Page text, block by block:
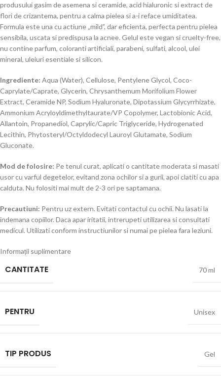
produsului gasim de asemena si ceramide, acid hialuronic si extract de
flori de crizantema, pentru a calma pielea si a-i reface umiditatea.
Formula este una cu actiune „mild”, dar eficienta, perfecta pentru pielea
sensibila, uscata si predispusa la acnee. Gelul este vegan si cruelty-free,
nu contine parfum, coloranti artificiali, parabeni, sulfati, alcool, ulei
mineral, uleiuri esentiale si silicon.
Ingrediente: Aqua (Water), Cellulose, Pentylene Glycol, Coco-
Caprylate/Caprate, Glycerin, Chrysanthemum Morifolium Flower
Extract, Ceramide NP, Sodium Hyaluronate, Dipotassium Glycyrrhizate,
Ammonium Acryloyldimethyltaurate/VP Copolymer, Lactobionic Acid,
Allantoin, Propanediol, Caprylic/Capric Triglyceride, Hydrogenated
Lecithin, Phytosteryl/Octyldodecyl Lauroyl Glutamate, Sodium
Gluconate.
Mod de folosire: Pe tenul curat, aplicati o cantitate moderata si masati
usor cu varful degetelor, evitand zona ochilor si a gurii, apoi clatiti cu apa
calduta. Nu folositi mai mult de 2-3 ori pe saptamana.
Precautiuni: Pentru uz extern. Evitati contactul cu ochii. Nu lasati la
indemana copiilor. Daca apar iritatii, intrerupeti utilizarea si consultati
medicul. Utilizati conform instructiunilor si numai pe pielea fara leziuni.
Informații suplimentare
CANTITATE 70 ml
PENTRU Unisex
TIP PRODUS Gel